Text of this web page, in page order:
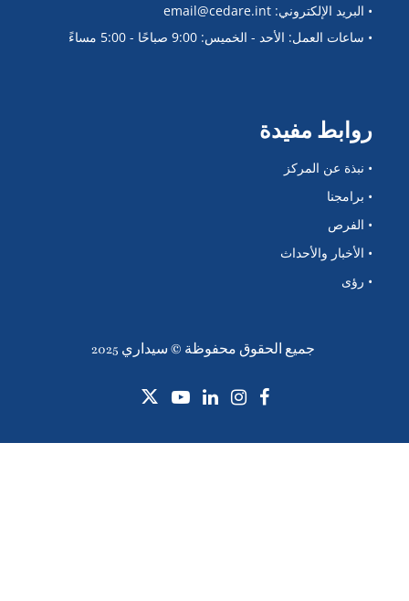
• البريد الإلكتروني: email@cedare.int
• ساعات العمل: الأحد - الخميس: 9:00 صباحًا - 5:00 مساءً
روابط مفيدة
• نبذة عن المركز
• برامجنا
• الفرص
• الأخبار والأحداث
• رؤى
جميع الحقوق محفوظة © سيداري 2025